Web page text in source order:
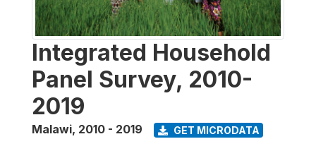
Integrated Household
Panel Survey, 2010-
2019
Malawi, 2010 - 2019 GET MICRODATA